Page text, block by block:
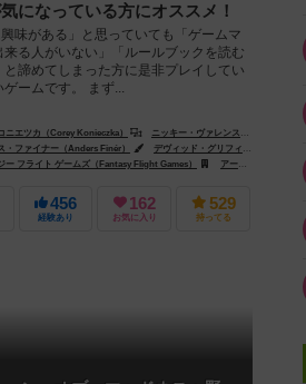
アスモデ（Asmodee）
になっている方にオススメ！
興味がある」と思っていても「ゲームマ
来る人がいない」「ルールブックを読む
と諦めてしまった方に是非プレイしてい
ームです。 まず...
ニエツカ（Corey Konieczka）
ニッキー・ヴァレンス（Nikki Valens）
・ファイナー（Anders Finér）
デヴィッド・グリフィス（David Griffith）
ー フライト ゲームズ（Fantasy Flight Games）
アークライト（Arclight）
456
経験あり
162
お気に入り
529
持ってる